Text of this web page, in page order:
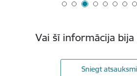
Vai šī informācija bija
Sniegt atsauksmi